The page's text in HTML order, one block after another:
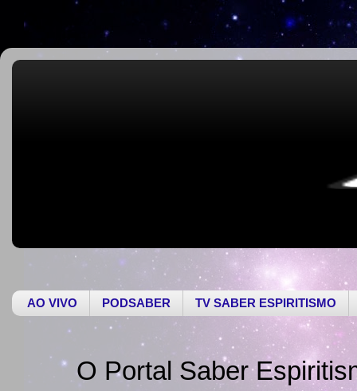
AO VIVO PODSABER TV SABER ESPIRITISMO
O Portal Saber